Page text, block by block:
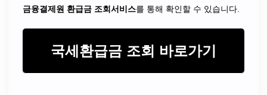
금융결제원 환급금 조회서비스를 통해 확인할 수 있습니다.
국세환급금 조회 바로가기